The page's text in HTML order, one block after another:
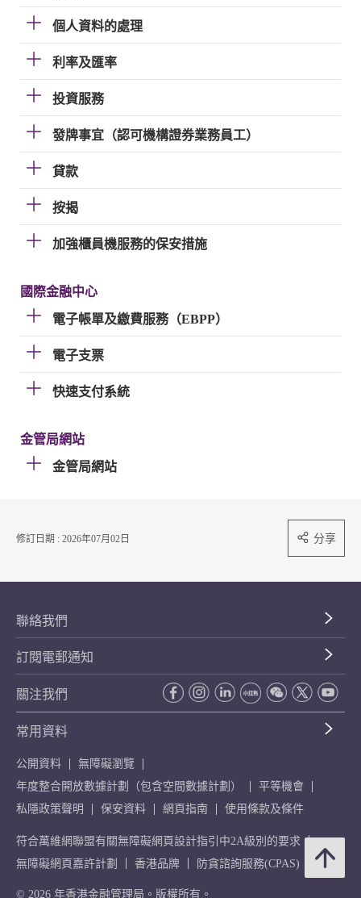
個人資料的處理
利率及匯率
投資服務
發牌事宜（認可機構證券業務員工）
貸款
按揭
加強櫃員機服務的保安措施
國際金融中心
電子帳單及繳費服務（EBPP）
電子支票
快速支付系統
金管局網站
金管局網站
修訂日期 : 2026年07月02日 分享
聯絡我們
訂閱電郵通知
關注我們
常用資料
公開資料
無障礙瀏覽
年度整合開放數據計劃（包含空間數據計劃）
平等機會
私隱政策聲明
保安資料 網頁指南 使用條款及條件
符合萬維網聯盟有關無障礙網頁設計指引中2A級別的要求
無障礙網頁嘉許計劃
香港品牌 防貪諮詢服務(CPAS)
© 2026 年香港金融管理局。版權所有。